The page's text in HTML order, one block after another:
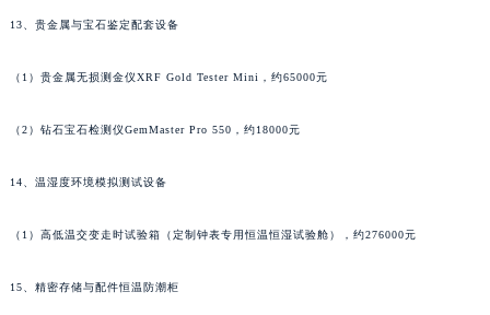
13、贵金属与宝石鉴定配套设备
（1）贵金属无损测金仪XRF Gold Tester Mini，约65000元
（2）钻石宝石检测仪GemMaster Pro 550，约18000元
14、温湿度环境模拟测试设备
（1）高低温交变走时试验箱（定制钟表专用恒温恒湿试验舱），约276000元
15、精密存储与配件恒温防潮柜